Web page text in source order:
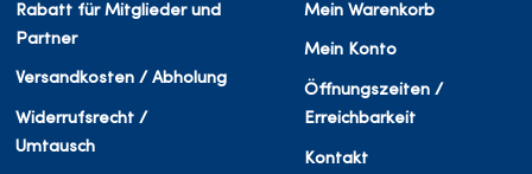
Rabatt für Mitglieder und
Partner
Versandkosten / Abholung
Widerrufsrecht /
Umtausch
Mein Warenkorb
Mein Konto
Öffnungszeiten /
Erreichbarkeit
Kontakt